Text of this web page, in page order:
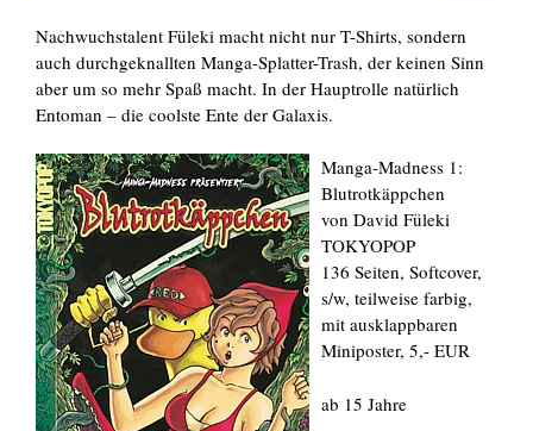
Nachwuchstalent Füleki macht nicht nur T-Shirts, sondern
auch durchgeknallten Manga-Splatter-Trash, der keinen Sinn
aber um so mehr Spaß macht. In der Hauptrolle natürlich
Entoman – die coolste Ente der Galaxis.
Manga-Madness 1:
Blutrotkäppchen
von David Füleki
TOKYOPOP
136 Seiten, Softcover,
s/w, teilweise farbig,
mit ausklappbaren
Miniposter, 5,- EUR
ab 15 Jahre